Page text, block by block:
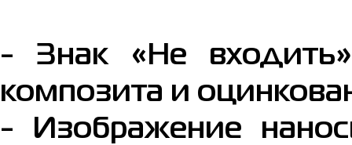
- Знак «Не
композита и
- Изображение